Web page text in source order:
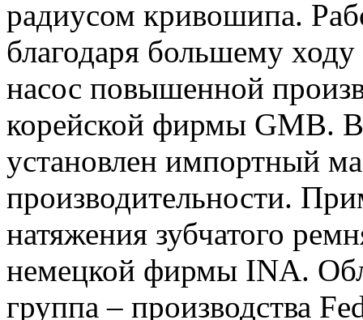
радиусом кривошипа.
благодаря большему
насос повышенной
корейской фирмы GMB.
установлен импортный
производительности.
натяжения зубчатого
немецкой фирмы INA.
группа – производства